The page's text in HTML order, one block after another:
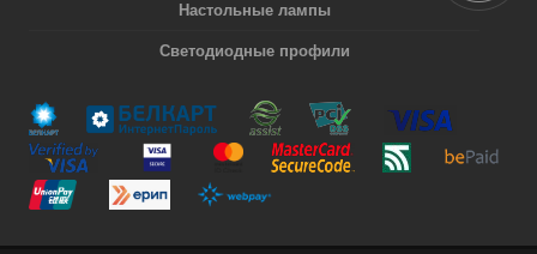
Настольные лампы
Светодиодные профили